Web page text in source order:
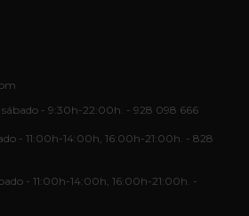
sábado - 9:30h-22:00h. - 928 098 666
- 11:00h-14:00h, 16:00h-21:00h. - 828
- 11:00h-14:00h, 16:00h-21:00h. -